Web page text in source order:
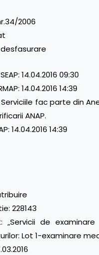
2006
14.04.2016 09:30
14.04.2016 14:39
Serviciile fac parte din
ANAP.
14.04.2016 14:39
228143
„Servicii de
Lot 1-examinare